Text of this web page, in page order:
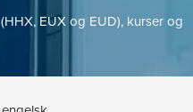
EUX og EUD), kurser og